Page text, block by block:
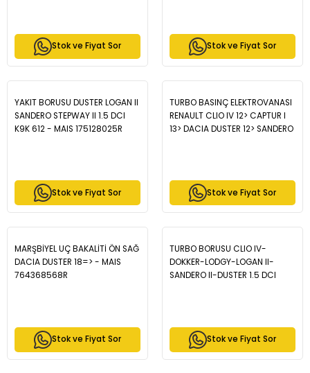
Stok ve Fiyat Sor Stok ve Fiyat Sor
YAKIT BORUSU DUSTER LOGAN II
SANDERO STEPWAY II 1.5 DCI
K9K 612 - MAIS 175128025R
Stok ve Fiyat Sor
TURBO BASINÇ ELEKTROVANASI
RENAULT CLIO IV 12> CAPTUR I
13> DACIA DUSTER 12> SANDERO
Stok ve Fiyat Sor
MARŞBİYEL UÇ BAKALİTİ ÖN SAĞ
DACIA DUSTER 18=> - MAIS
764368568R
Stok ve Fiyat Sor
TURBO BORUSU CLIO IV-
DOKKER-LODGY-LOGAN II-
SANDERO II-DUSTER 1.5 DCI
Stok ve Fiyat Sor